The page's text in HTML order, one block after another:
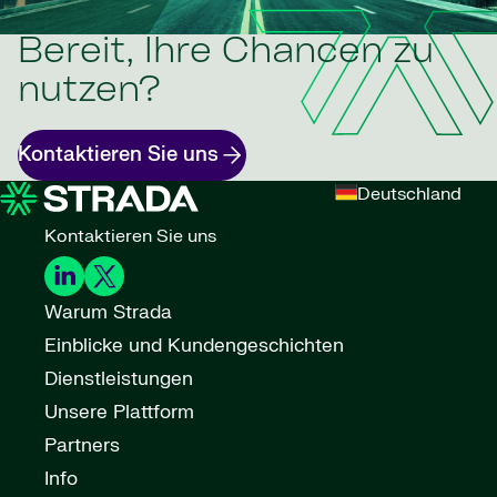
Bereit, Ihre Chancen zu
nutzen?
Kontaktieren Sie uns
Deutschland
Kontaktieren Sie uns
Warum Strada
Einblicke und Kundengeschichten
Dienstleistungen
Unsere Plattform
Partners
Info